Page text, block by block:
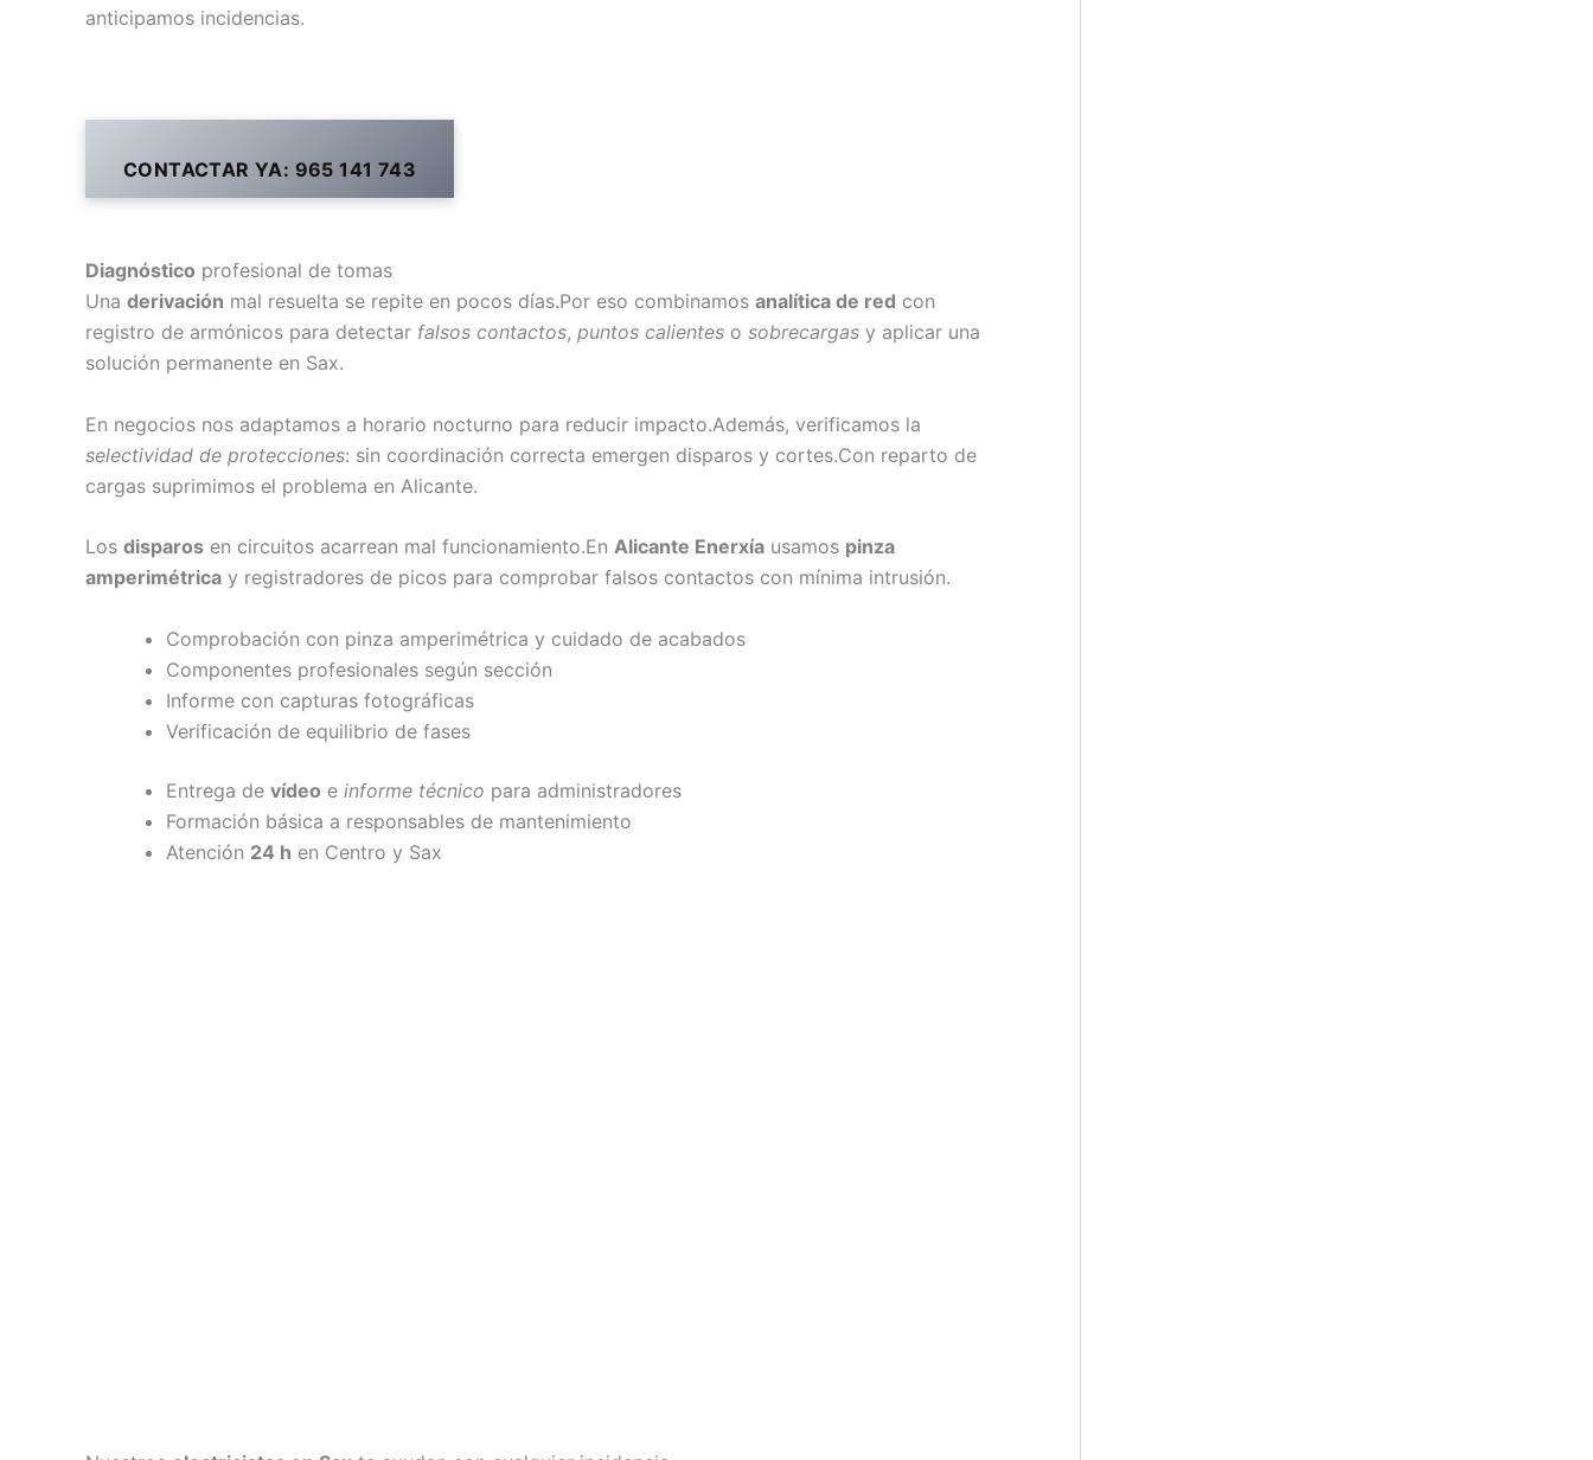
anticipamos incidencias.
CONTACTAR YA: 965 141 743
Diagnóstico profesional de tomas
Una derivación mal resuelta se repite en pocos días.Por eso combinamos analítica de red con
registro de armónicos para detectar falsos contactos, puntos calientes o sobrecargas y aplicar una
solución permanente en Sax.
En negocios nos adaptamos a horario nocturno para reducir impacto.Además, verificamos la
selectividad de protecciones: sin coordinación correcta emergen disparos y cortes.Con reparto de
cargas suprimimos el problema en Alicante.
Los disparos en circuitos acarrean mal funcionamiento.En Alicante Enerxía usamos pinza
amperimétrica y registradores de picos para comprobar falsos contactos con mínima intrusión.
Comprobación con pinza amperimétrica y cuidado de acabados
Componentes profesionales según sección
Informe con capturas fotográficas
Verificación de equilibrio de fases
Entrega de vídeo e informe técnico para administradores
Formación básica a responsables de mantenimiento
Atención 24 h en Centro y Sax